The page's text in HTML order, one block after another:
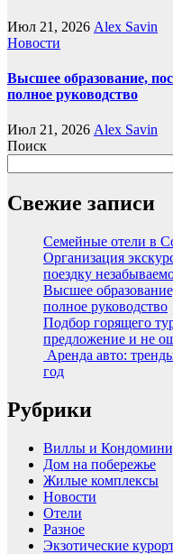
Июл 21, 2026 Alex Savin
Новости
Высшее образование,
полное руководство
Июл 21, 2026 Alex Savin
Поиск
Свежие записи
Семейные отели в
Организация
поездку
Высшее
полное руководство
Подбор горящего
предложение и не
Аренда авто:
год
Рубрики
Виллы и
Дом на побережье
Жилые комплексы
Новости
Отели
Разное
Экзотические